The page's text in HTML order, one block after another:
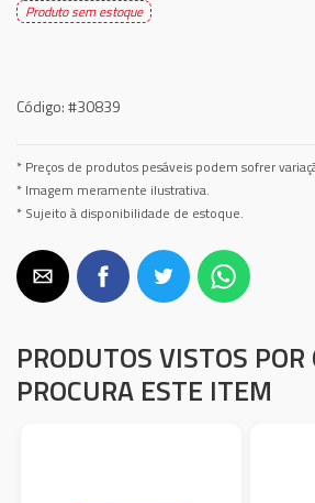
Produto sem estoque
Código:#30839
* Preços de produtos pesáveis podem sofrer
* Imagem meramente ilustrativa.
* Sujeito à disponibilidade de estoque.
PRODUTOS VISTOS
PROCURA ESTE ITEM